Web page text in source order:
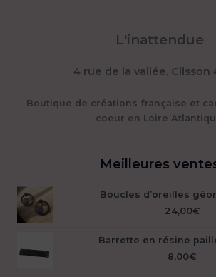
L'inattendue
4 rue de la vallée, Clisson
Boutique de créations française et
coeur en Loire
Meilleures
Boucles d’oreilles
24,00€
Barrette en résine
8,00€